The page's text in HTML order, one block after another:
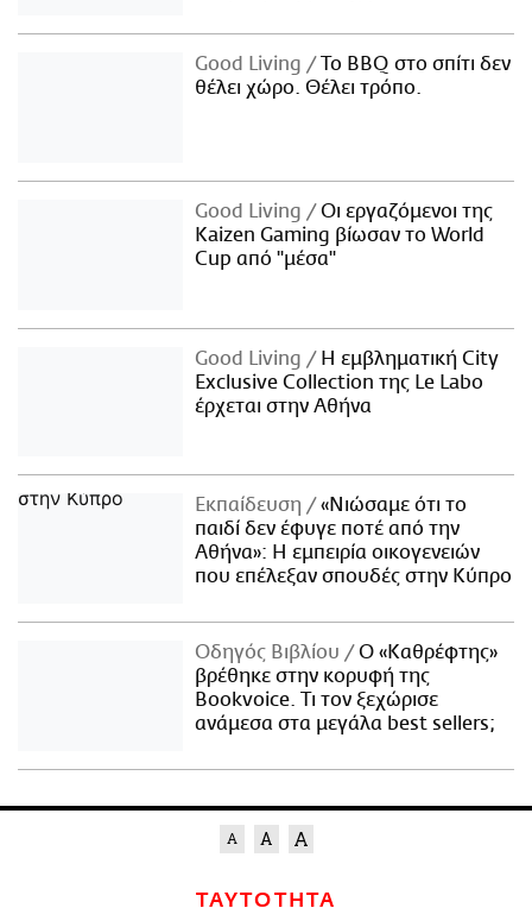
Good Living
Το BBQ στο σπίτι δεν
θέλει χώρο. Θέλει τρόπο.
Good Living
Οι εργαζόμενοι της
Kaizen Gaming βίωσαν το World
Cup από "μέσα"
Good Living
Η εμβληματική City
Exclusive Collection της Le Labo
έρχεται στην Αθήνα
Εκπαίδευση
«Νιώσαμε ότι το
παιδί δεν έφυγε ποτέ από την
Αθήνα»: Η εμπειρία οικογενειών
που επέλεξαν σπουδές στην Κύπρο
Οδηγός Βιβλίου
Ο «Καθρέφτης»
βρέθηκε στην κορυφή της
Bookvoice. Τι τον ξεχώρισε
ανάμεσα στα μεγάλα best sellers;
ΤΑΥΤΟΤΗΤΑ